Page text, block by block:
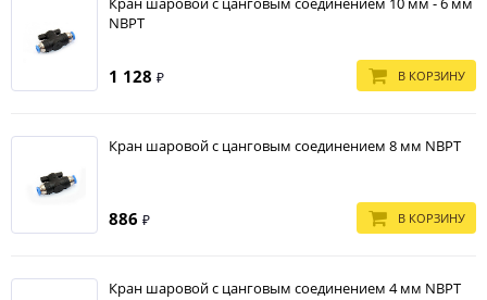
NBPT
1 128 ₽ В КОРЗИНУ
Кран шаровой с цанговым соединением 8 мм NBPT
886 ₽ В КОРЗИНУ
Кран шаровой с цанговым соединением 4 мм NBPT